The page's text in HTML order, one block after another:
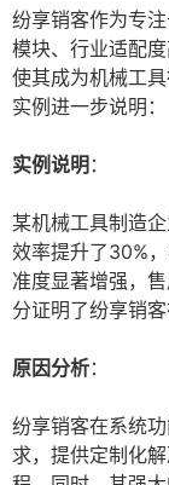
纷享销客作为专
模块、行业适配
使其成为机械工
实例进一步说明：
实例说明 ：
某机械工具制造
效率提升了30%
准度显著增强，
分证明了纷享销
原因分析：
纷享销客在系统
求，提供定制化